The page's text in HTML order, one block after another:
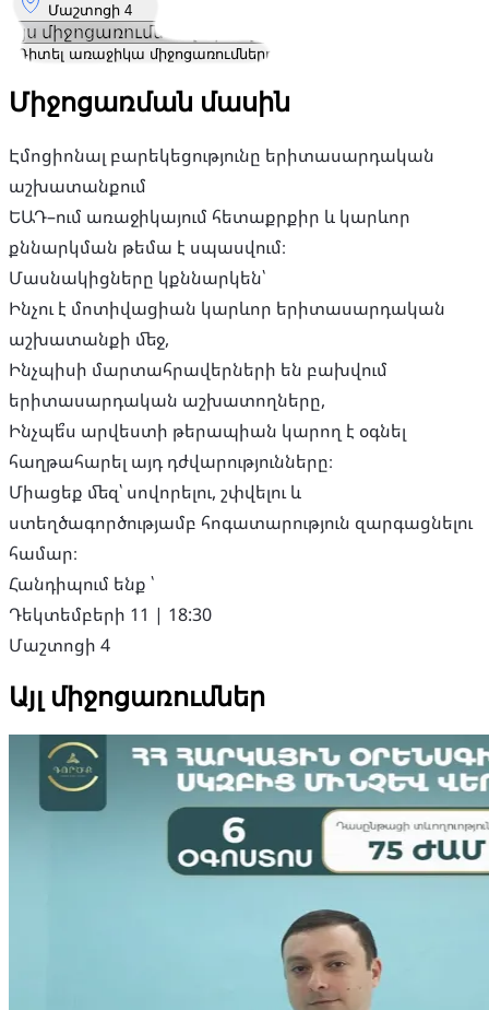
Մաշտոցի 4
Այս միջոցառումն ավարտվել է
Դիտել առաջիկա միջոցառումները
Միջոցառման մասին
Էմոցիոնալ բարեկեցությունը երիտասարդական
աշխատանքում
ԵԱԴ–ում առաջիկայում հետաքրքիր և կարևոր
քննարկման թեմա է սպասվում։
Մասնակիցները կքննարկեն՝
Ինչու է մոտիվացիան կարևոր երիտասարդական
աշխատանքի մեջ,
Ինչպիսի մարտահրավերների են բախվում
երիտասարդական աշխատողները,
Ինչպե՞ս արվեստի թերապիան կարող է օգնել
հաղթահարել այդ դժվարությունները։
Միացեք մեզ՝ սովորելու, շփվելու և
ստեղծագործությամբ հոգատարություն զարգացնելու
համար։
Հանդիպում ենք ՝
Դեկտեմբերի 11 | 18:30
Մաշտոցի 4
Այլ միջոցառումներ